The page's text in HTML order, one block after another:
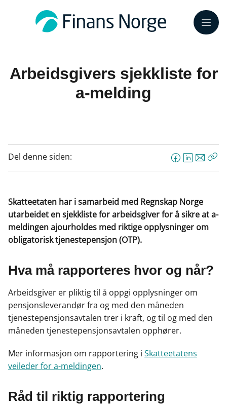
Meny
Arbeidsgivers sjekkliste for
a-melding
Del denne siden:
F
a
e
b
o
L
i
k
e
d
I
E
-
o
s
t
Skatteetaten har i samarbeid med Regnskap Norge
utarbeidet en sjekkliste for arbeidsgiver for å sikre at a-
meldingen ajourholdes med riktige opplysninger om
obligatorisk tjenestepensjon (OTP).
Hva må rapporteres hvor og når?
Arbeidsgiver er pliktig til å oppgi opplysninger om
pensjonsleverandør fra og med den måneden
tjenestepensjonsavtalen trer i kraft, og til og med den
måneden tjenestepensjonsavtalen opphører.
Mer informasjon om rapportering i Skatteetatens
veileder for a-meldingen.
Råd til riktig rapportering